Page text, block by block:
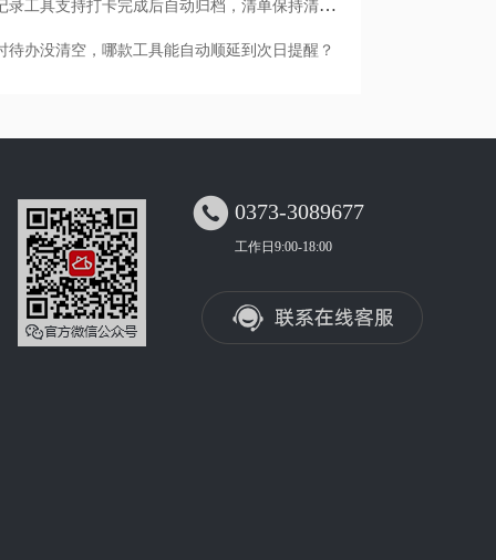
哪款记录工具支持打卡完成后自动归档，清单保持清爽？
待办没清空，哪款工具能自动顺延到次日提醒？
 0373-3089677
工作日9:00-18:00